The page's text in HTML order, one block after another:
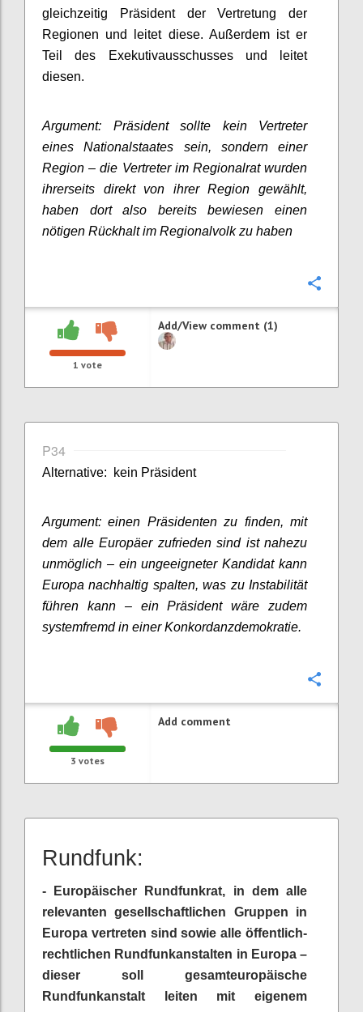
gleichzeitig Präsident der Vertretung der
Regionen und leitet diese. Außerdem ist er
Teil des Exekutivausschusses und leitet
diesen.
Argument: Präsident sollte kein Vertreter
eines Nationalstaates sein, sondern einer
Region – die Vertreter im Regionalrat wurden
ihrerseits direkt von ihrer Region gewählt,
haben dort also bereits bewiesen einen
nötigen Rückhalt im Regionalvolk zu haben
1 vote
Add/View comment (1)
P34
Alternative: kein Präsident
Argument: einen Präsidenten zu finden, mit
dem alle Europäer zufrieden sind ist nahezu
unmöglich – ein ungeeigneter Kandidat kann
Europa nachhaltig spalten, was zu Instabilität
führen kann – ein Präsident wäre zudem
systemfremd in einer Konkordanzdemokratie.
3 votes
Add comment
Rundfunk:
- Europäischer Rundfunkrat, in dem alle
relevanten gesellschaftlichen Gruppen in
Europa vertreten sind sowie alle öffentlich-
rechtlichen Rundfunkanstalten in Europa –
dieser soll gesamteuropäische
Rundfunkanstalt leiten mit eigenem